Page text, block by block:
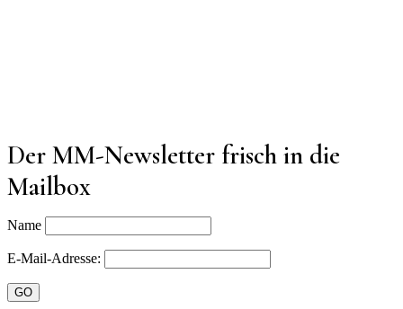
Der MM-Newsletter frisch in die
Mailbox
Name
E-Mail-Adresse: